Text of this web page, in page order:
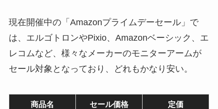
現在開催中の「Amazonプライムデーセール」で
は、エルゴトロンやPixio、Amazonベーシック、エ
レコムなど、様々なメーカーのモニターアームが
セール対象となっており、どれもかなり安い。
商品名 セール価格 定価